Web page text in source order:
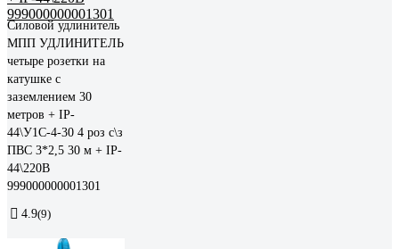
Силовой удлинитель
МПП УДЛИНИТЕЛЬ
четыре розетки на
катушке с
заземлением 30
метров + IP-
44\У1С-4-30 4 роз с\з
ПВС 3*2,5 30 м + IP-
44\220В
999000000001301
4.9(9)